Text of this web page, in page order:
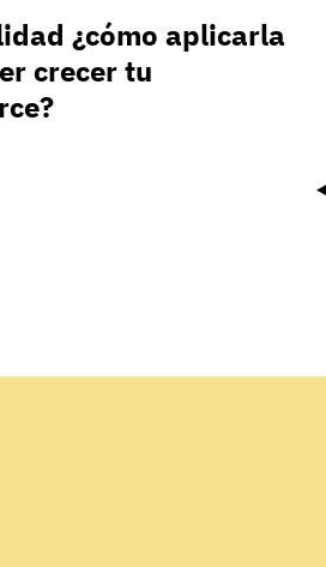
¿cómo aplicarla
crecer tu